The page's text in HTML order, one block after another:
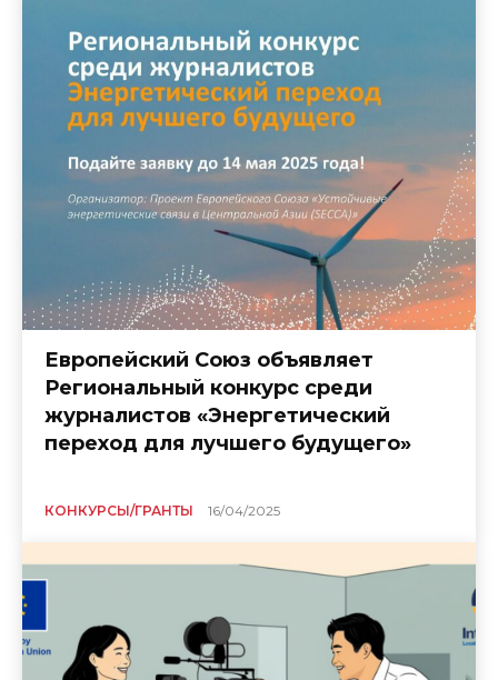
Европейский Союз объявляет
Региональный конкурс среди
журналистов «Энергетический
переход для лучшего будущего»
КОНКУРСЫ/ГРАНТЫ 16/04/2025